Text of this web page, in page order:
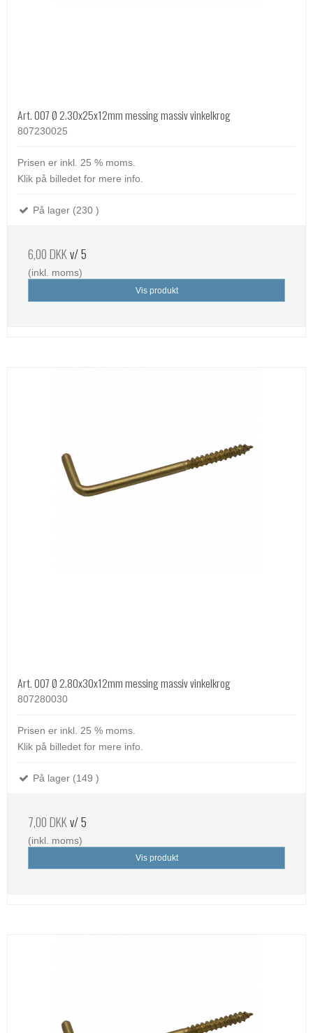
Art. 007 Ø 2.30x25x12mm messing massiv vinkelkrog
807230025
Prisen er inkl. 25 % moms.
Klik på billedet for mere info.
På lager (230 )
6,00 DKKv/ 5
(inkl. moms)
Vis produkt
Art. 007 Ø 2.80x30x12mm messing massiv vinkelkrog
807280030
Prisen er inkl. 25 % moms.
Klik på billedet for mere info.
På lager (149 )
7,00 DKKv/ 5
(inkl. moms)
Vis produkt